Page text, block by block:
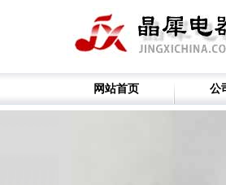
网站首页 公